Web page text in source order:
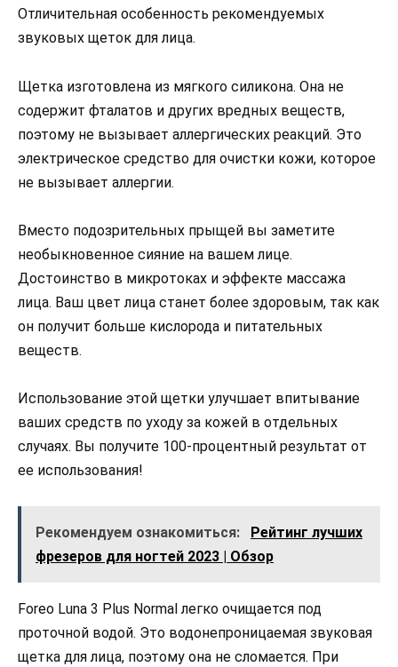
Отличительная особенность рекомендуемых
звуковых щеток для лица.
Щетка изготовлена из мягкого силикона. Она не
содержит фталатов и других вредных веществ,
поэтому не вызывает аллергических реакций. Это
электрическое средство для очистки кожи, которое
не вызывает аллергии.
Вместо подозрительных прыщей вы заметите
необыкновенное сияние на вашем лице.
Достоинство в микротоках и эффекте массажа
лица. Ваш цвет лица станет более здоровым, так как
он получит больше кислорода и питательных
веществ.
Использование этой щетки улучшает впитывание
ваших средств по уходу за кожей в отдельных
случаях. Вы получите 100-процентный результат от
ее использования!
Рекомендуем ознакомиться:
Рейтинг лучших
фрезеров для ногтей 2023 | Обзор
Foreo Luna 3 Plus Normal легко очищается под
проточной водой. Это водонепроницаемая звуковая
щетка для лица, поэтому она не сломается. При